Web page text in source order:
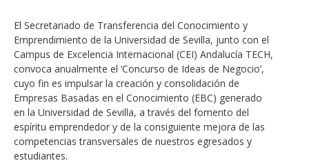
El Secretariado de Transferencia del Conocimiento y
Emprendimiento de la Universidad de Sevilla, junto con el
Campus de Excelencia Internacional (CEI) Andalucía TECH,
convoca anualmente el ‘Concurso de Ideas de Negocio’,
cuyo fin es impulsar la creación y consolidación de
Empresas Basadas en el Conocimiento (EBC) generado
en la Universidad de Sevilla, a través del fomento del
espíritu emprendedor y de la consiguiente mejora de las
competencias transversales de nuestros egresados y
estudiantes.